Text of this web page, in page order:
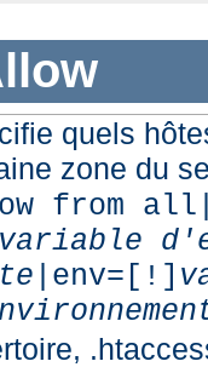
quels
zone du
from
variable
|env=[!]